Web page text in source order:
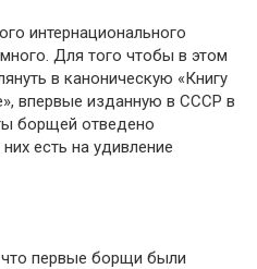
интернационального
Для того чтобы в этом
в каноническую «Книгу
впервые изданную в СССР в
борщей отведено
есть на удивление
что первые борщи были